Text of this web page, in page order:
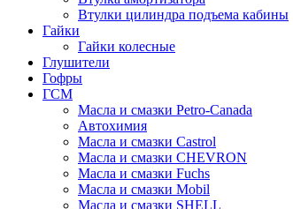
Втулки цилиндра подъема кабины
Гайки
Гайки колесные
Глушители
Гофры
ГСМ
Масла и смазки Petro-Canada
Автохимия
Масла и смазки Castrol
Масла и смазки CHEVRON
Масла и смазки Fuchs
Масла и смазки Mobil
Масла и смазки SHELL